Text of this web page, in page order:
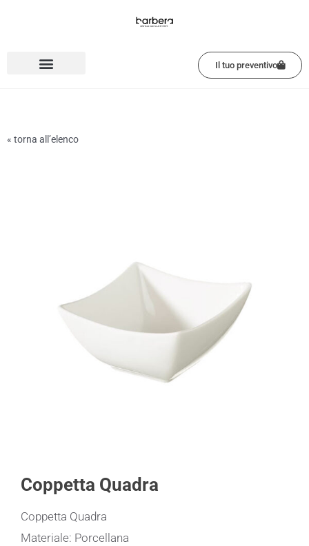
Il tuo preventivo
« torna all’elenco
Coppetta Quadra
Coppetta Quadra
Materiale: Porcellana